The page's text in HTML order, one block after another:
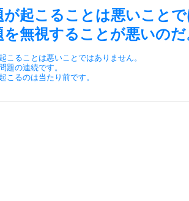
が起こることは悪いことで
を無視することが悪いのだ
こることは悪いことではありません。
題の連続です。
こるのは当たり前です。